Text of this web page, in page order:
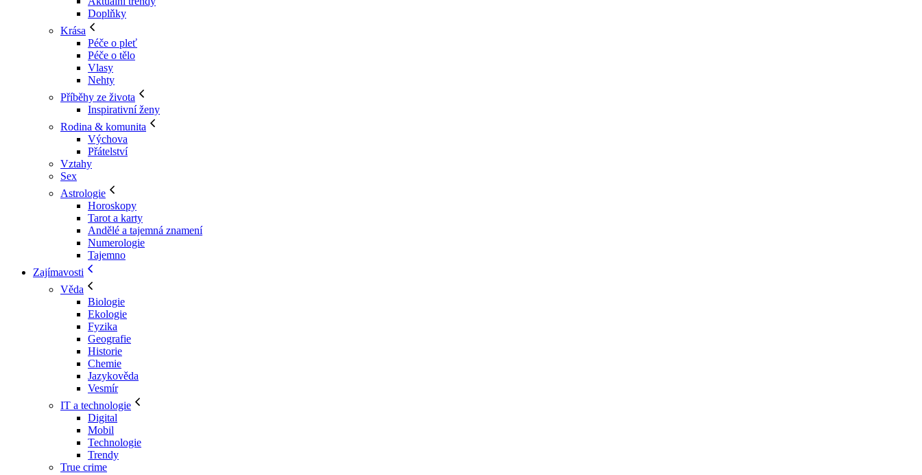
Doplňky
Krása
Péče o pleť
Péče o tělo
Vlasy
Nehty
Příběhy ze života
Inspirativní ženy
Rodina & komunita
Výchova
Přátelství
Vztahy
Sex
Astrologie
Horoskopy
Tarot a karty
Andělé a tajemná znamení
Numerologie
Tajemno
Zajímavosti
Věda
Biologie
Ekologie
Fyzika
Geografie
Historie
Chemie
Jazykověda
Vesmír
IT a technologie
Digital
Mobil
Technologie
Trendy
True crime